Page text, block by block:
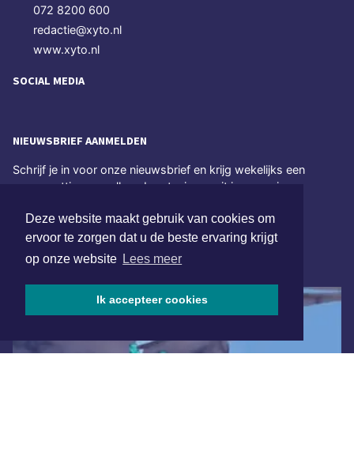
Deze website maakt gebruik van cookies om
ervoor te zorgen dat u de beste ervaring krijgt
op onze website Lees meer
Ik accepteer cookies
072 8200 600
redactie@xyto.nl
www.xyto.nl
SOCIAL MEDIA
NIEUWSBRIEF AANMELDEN
Schrijf je in voor onze nieuwsbrief en krijg wekelijks een
samenvatting van alle gebeurtenissen uit jouw regio.
Aanmelden
ONLINE DAGBLADEN